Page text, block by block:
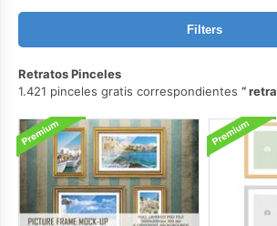
Filters
Retratos Pinceles
1.421 pinceles gratis correspondientes